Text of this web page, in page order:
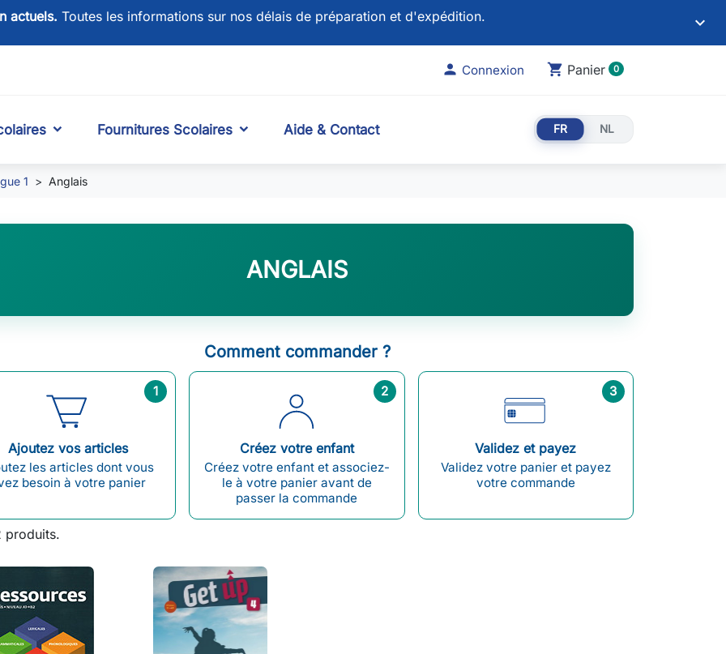
actuels. Toutes les informations sur nos délais de préparation et d'expédition. keyboard_arrow_down
 Connexion shopping_cart Panier 0
Fournitures Scolaires Aide & Contact FR NL
1 Anglais
ANGLAIS
Comment commander ?
1
Ajoutez vos articles
les articles dont vous
besoin à votre panier
2
Créez votre enfant
Créez votre enfant et associez-
le à votre panier avant de
passer la commande
3
Validez et payez
Validez votre panier et payez
votre commande
produits.